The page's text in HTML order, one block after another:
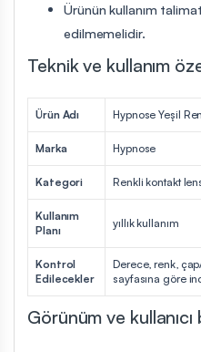
Ürünün kullanım
edilmemelidir.
Teknik ve kullanım
Ürün Adı Hypnose Yeşil
Marka Hypnose
Kategori Renkli kontakt
Kullanım
Planı
yıllık kullanım
Kontrol
Edilecekler
Derece, renk,
sayfasına göre
Görünüm ve